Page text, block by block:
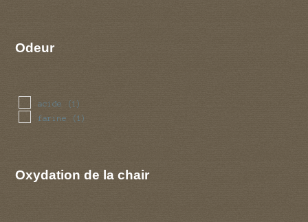
Odeur
acide (1)
farine (1)
Oxydation de la chair